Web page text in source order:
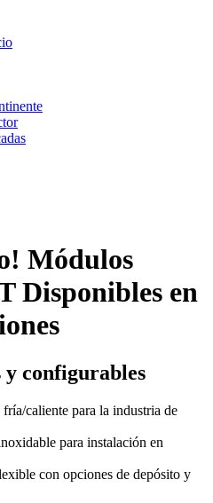
Módulos
Disponibles en
y configurables
caliente para la industria de
para instalación en
con opciones de depósito y